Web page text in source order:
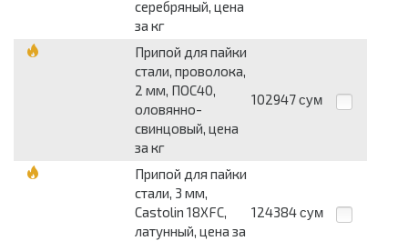
серебряный, цена
за кг
Припой для пайки
стали, проволока,
2 мм, ПОС40,
оловянно-
свинцовый, цена
за кг
102947 сум
Припой для пайки
стали, 3 мм,
Castolin 18XFC,
латунный, цена за
124384 сум